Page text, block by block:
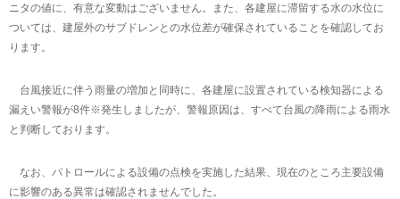
ニタの値に、有意な変動はございません。また、各建屋に滞留する水の水位に
ついては、建屋外のサブドレンとの水位差が確保されていることを確認してお
ります。
台風接近に伴う雨量の増加と同時に、各建屋に設置されている検知器による
漏えい警報が8件※発生しましたが、警報原因は、すべて台風の降雨による雨水
と判断しております。
なお、パトロールによる設備の点検を実施した結果、現在のところ主要設備
に影響のある異常は確認されませんでした。